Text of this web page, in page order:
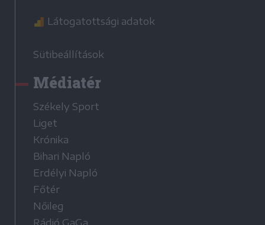
Látogatottsági adatok
Sütibeállítások
Médiatér
Székely Sport
Liget
Krónika
Bihari Napló
Erdélyi Napló
Főtér
Nőileg
Rádió GaGa